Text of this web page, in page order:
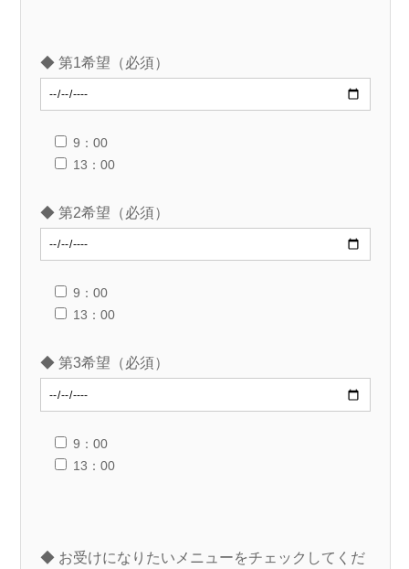
◆ 第1希望（必須）
9：00
13：00
◆ 第2希望（必須）
9：00
13：00
◆ 第3希望（必須）
9：00
13：00
◆ お受けになりたいメニューをチェックしてくだ